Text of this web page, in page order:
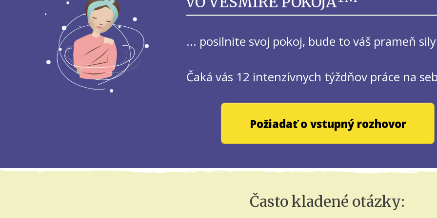
... posilnite svoj pokoj, bude to váš prameň sily
Čaká vás 12 intenzívnych týždňov práce na
Požiadať o vstupný rozhovor
Často kladené otázky: